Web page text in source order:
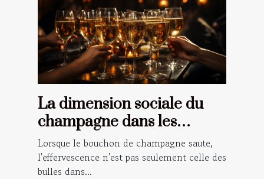
La dimension sociale du
champagne dans les
célébrations et les rituels
Lorsque le bouchon de champagne saute,
l'effervescence n'est pas seulement celle des
bulles dans...